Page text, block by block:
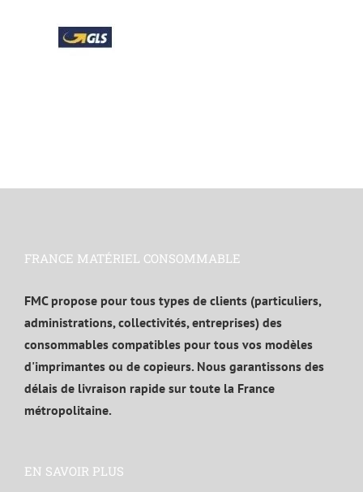
FRANCE MATÉRIEL CONSOMMABLE
FMC propose pour tous types de clients (particuliers,
administrations, collectivités, entreprises) des
consommables compatibles pour tous vos modèles
d'imprimantes ou de copieurs. Nous garantissons des
délais de livraison rapide sur toute la France
métropolitaine.
EN SAVOIR PLUS